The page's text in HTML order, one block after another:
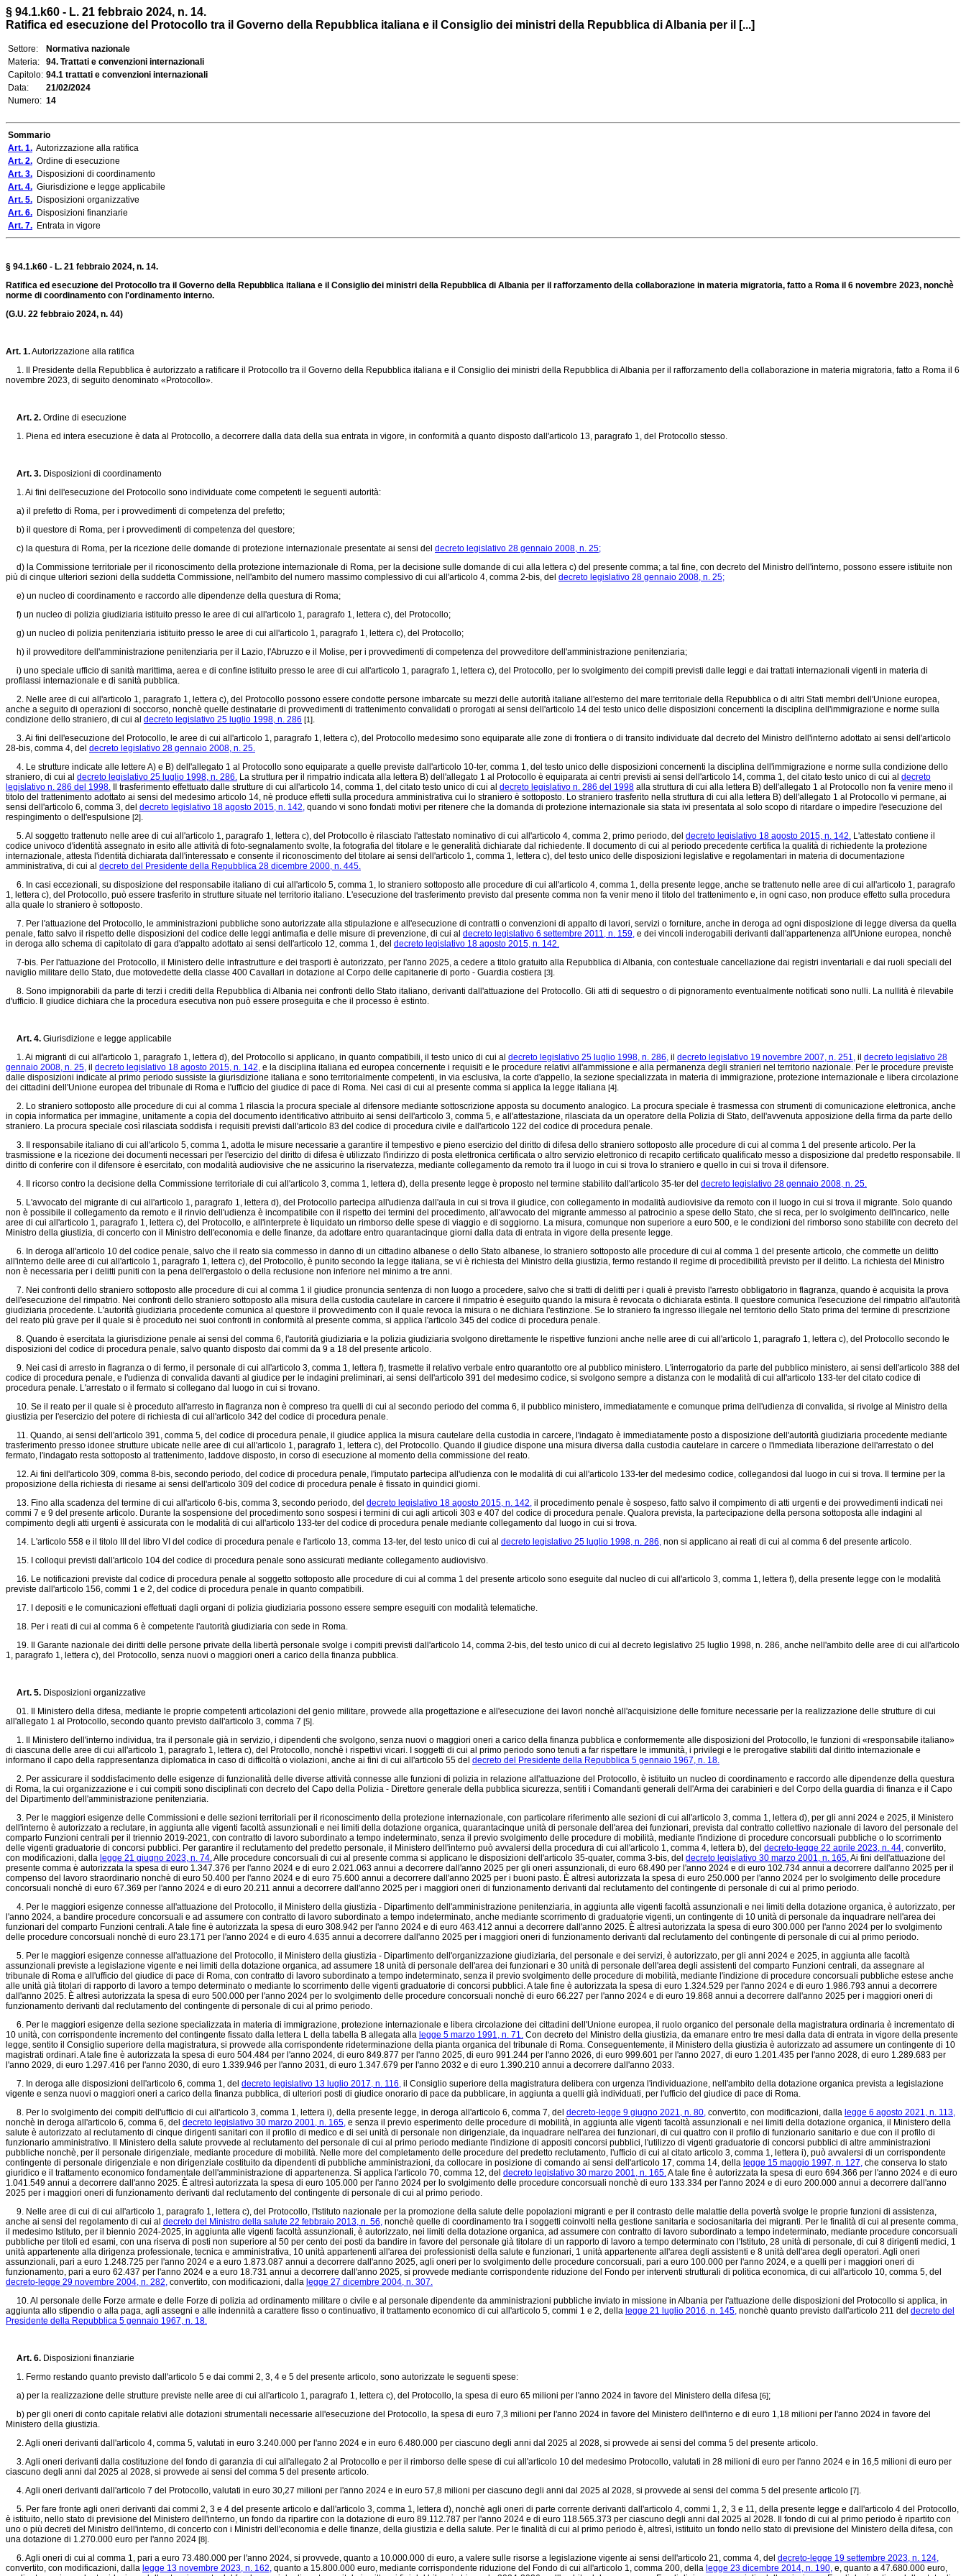
§ 94.1.k60 - L. 21 febbraio 2024, n. 14.
Ratifica ed esecuzione del Protocollo tra il Governo della Repubblica italiana e il Consiglio dei ministri della Repubblica di Albania per il [...]
Settore:
Normativa nazionale
Materia:
94. Trattati e convenzioni internazionali
Capitolo: 94.1 trattati e convenzioni internazionali
Data:
21/02/2024
Numero: 14
Sommario
Art. 1. Autorizzazione alla ratifica
Art. 2. Ordine di esecuzione
Art. 3. Disposizioni di coordinamento
Art. 4. Giurisdizione e legge applicabile
Art. 5. Disposizioni organizzative
Art. 6. Disposizioni finanziarie
Art. 7. Entrata in vigore
§ 94.1.k60 - L. 21 febbraio 2024, n. 14.
Ratifica ed esecuzione del Protocollo tra il Governo della Repubblica italiana e il Consiglio dei ministri della Repubblica di Albania per il rafforzamento della collaborazione in materia migratoria, fatto a Roma il 6 novembre 2023, nonchè
norme di coordinamento con l'ordinamento interno.
(G.U. 22 febbraio 2024, n. 44)
Art. 1.Autorizzazione alla ratifica
1. Il Presidente della Repubblica è autorizzato a ratificare il Protocollo tra il Governo della Repubblica italiana e il Consiglio dei ministri della Repubblica di Albania per il rafforzamento della collaborazione in materia migratoria, fatto a Roma il 6
novembre 2023, di seguito denominato «Protocollo».
Art. 2. Ordine di esecuzione
1. Piena ed intera esecuzione è data al Protocollo, a decorrere dalla data della sua entrata in vigore, in conformità a quanto disposto dall'articolo 13, paragrafo 1, del Protocollo stesso.
Art. 3. Disposizioni di coordinamento
1. Ai fini dell'esecuzione del Protocollo sono individuate come competenti le seguenti autorità:
a) il prefetto di Roma, per i provvedimenti di competenza del prefetto;
b) il questore di Roma, per i provvedimenti di competenza del questore;
c) la questura di Roma, per la ricezione delle domande di protezione internazionale presentate ai sensi del decreto legislativo 28 gennaio 2008, n. 25;
d) la Commissione territoriale per il riconoscimento della protezione internazionale di Roma, per la decisione sulle domande di cui alla lettera c) del presente comma; a tal fine, con decreto del Ministro dell'interno, possono essere istituite non
più di cinque ulteriori sezioni della suddetta Commissione, nell'ambito del numero massimo complessivo di cui all'articolo 4, comma 2-bis, del decreto legislativo 28 gennaio 2008, n. 25;
e) un nucleo di coordinamento e raccordo alle dipendenze della questura di Roma;
f) un nucleo di polizia giudiziaria istituito presso le aree di cui all'articolo 1, paragrafo 1, lettera c), del Protocollo;
g) un nucleo di polizia penitenziaria istituito presso le aree di cui all'articolo 1, paragrafo 1, lettera c), del Protocollo;
h) il provveditore dell'amministrazione penitenziaria per il Lazio, l'Abruzzo e il Molise, per i provvedimenti di competenza del provveditore dell'amministrazione penitenziaria;
i) uno speciale ufficio di sanità marittima, aerea e di confine istituito presso le aree di cui all'articolo 1, paragrafo 1, lettera c), del Protocollo, per lo svolgimento dei compiti previsti dalle leggi e dai trattati internazionali vigenti in materia di
profilassi internazionale e di sanità pubblica.
2. Nelle aree di cui all'articolo 1, paragrafo 1, lettera c), del Protocollo possono essere condotte persone imbarcate su mezzi delle autorità italiane all'esterno del mare territoriale della Repubblica o di altri Stati membri dell'Unione europea,
anche a seguito di operazioni di soccorso, nonchè quelle destinatarie di provvedimenti di trattenimento convalidati o prorogati ai sensi dell'articolo 14 del testo unico delle disposizioni concernenti la disciplina dell'immigrazione e norme sulla
condizione dello straniero, di cui al decreto legislativo 25 luglio 1998, n. 286 [1].
3. Ai fini dell'esecuzione del Protocollo, le aree di cui all'articolo 1, paragrafo 1, lettera c), del Protocollo medesimo sono equiparate alle zone di frontiera o di transito individuate dal decreto del Ministro dell'interno adottato ai sensi dell'articolo
28-bis, comma 4, del decreto legislativo 28 gennaio 2008, n. 25.
4. Le strutture indicate alle lettere A) e B) dell'allegato 1 al Protocollo sono equiparate a quelle previste dall'articolo 10-ter, comma 1, del testo unico delle disposizioni concernenti la disciplina dell'immigrazione e norme sulla condizione dello
straniero, di cui al decreto legislativo 25 luglio 1998, n. 286. La struttura per il rimpatrio indicata alla lettera B) dell'allegato 1 al Protocollo è equiparata ai centri previsti ai sensi dell'articolo 14, comma 1, del citato testo unico di cui al decreto
legislativo n. 286 del 1998. Il trasferimento effettuato dalle strutture di cui all'articolo 14, comma 1, del citato testo unico di cui al decreto legislativo n. 286 del 1998 alla struttura di cui alla lettera B) dell'allegato 1 al Protocollo non fa venire meno il
titolo del trattenimento adottato ai sensi del medesimo articolo 14, nè produce effetti sulla procedura amministrativa cui lo straniero è sottoposto. Lo straniero trasferito nella struttura di cui alla lettera B) dell'allegato 1 al Protocollo vi permane, ai
sensi dell'articolo 6, comma 3, del decreto legislativo 18 agosto 2015, n. 142, quando vi sono fondati motivi per ritenere che la domanda di protezione internazionale sia stata ivi presentata al solo scopo di ritardare o impedire l'esecuzione del
respingimento o dell'espulsione [2].
5. Al soggetto trattenuto nelle aree di cui all'articolo 1, paragrafo 1, lettera c), del Protocollo è rilasciato l'attestato nominativo di cui all'articolo 4, comma 2, primo periodo, del decreto legislativo 18 agosto 2015, n. 142. L'attestato contiene il
codice univoco d'identità assegnato in esito alle attività di foto-segnalamento svolte, la fotografia del titolare e le generalità dichiarate dal richiedente. Il documento di cui al periodo precedente certifica la qualità di richiedente la protezione
internazionale, attesta l'identità dichiarata dall'interessato e consente il riconoscimento del titolare ai sensi dell'articolo 1, comma 1, lettera c), del testo unico delle disposizioni legislative e regolamentari in materia di documentazione
amministrativa, di cui al decreto del Presidente della Repubblica 28 dicembre 2000, n. 445.
6. In casi eccezionali, su disposizione del responsabile italiano di cui all'articolo 5, comma 1, lo straniero sottoposto alle procedure di cui all'articolo 4, comma 1, della presente legge, anche se trattenuto nelle aree di cui all'articolo 1, paragrafo
1, lettera c), del Protocollo, può essere trasferito in strutture situate nel territorio italiano. L'esecuzione del trasferimento previsto dal presente comma non fa venir meno il titolo del trattenimento e, in ogni caso, non produce effetto sulla procedura
alla quale lo straniero è sottoposto.
7. Per l'attuazione del Protocollo, le amministrazioni pubbliche sono autorizzate alla stipulazione e all'esecuzione di contratti o convenzioni di appalto di lavori, servizi o forniture, anche in deroga ad ogni disposizione di legge diversa da quella
penale, fatto salvo il rispetto delle disposizioni del codice delle leggi antimafia e delle misure di prevenzione, di cui al decreto legislativo 6 settembre 2011, n. 159, e dei vincoli inderogabili derivanti dall'appartenenza all'Unione europea, nonchè
in deroga allo schema di capitolato di gara d'appalto adottato ai sensi dell'articolo 12, comma 1, del decreto legislativo 18 agosto 2015, n. 142.
7-bis. Per l'attuazione del Protocollo, il Ministero delle infrastrutture e dei trasporti è autorizzato, per l'anno 2025, a cedere a titolo gratuito alla Repubblica di Albania, con contestuale cancellazione dai registri inventariali e dai ruoli speciali del
naviglio militare dello Stato, due motovedette della classe 400 Cavallari in dotazione al Corpo delle capitanerie di porto - Guardia costiera [3].
8. Sono impignorabili da parte di terzi i crediti della Repubblica di Albania nei confronti dello Stato italiano, derivanti dall'attuazione del Protocollo. Gli atti di sequestro o di pignoramento eventualmente notificati sono nulli. La nullità è rilevabile
d'ufficio. Il giudice dichiara che la procedura esecutiva non può essere proseguita e che il processo è estinto.
Art. 4. Giurisdizione e legge applicabile
1. Ai migranti di cui all'articolo 1, paragrafo 1, lettera d), del Protocollo si applicano, in quanto compatibili, il testo unico di cui al decreto legislativo 25 luglio 1998, n. 286, il decreto legislativo 19 novembre 2007, n. 251, il decreto legislativo 28
gennaio 2008, n. 25, il decreto legislativo 18 agosto 2015, n. 142, e la disciplina italiana ed europea concernente i requisiti e le procedure relativi all'ammissione e alla permanenza degli stranieri nel territorio nazionale. Per le procedure previste
dalle disposizioni indicate al primo periodo sussiste la giurisdizione italiana e sono territorialmente competenti, in via esclusiva, la corte d'appello, la sezione specializzata in materia di immigrazione, protezione internazionale e libera circolazione
dei cittadini dell'Unione europea del tribunale di Roma e l'ufficio del giudice di pace di Roma. Nei casi di cui al presente comma si applica la legge italiana [4].
2. Lo straniero sottoposto alle procedure di cui al comma 1 rilascia la procura speciale al difensore mediante sottoscrizione apposta su documento analogico. La procura speciale è trasmessa con strumenti di comunicazione elettronica, anche
in copia informatica per immagine, unitamente a copia del documento identificativo attribuito ai sensi dell'articolo 3, comma 5, e all'attestazione, rilasciata da un operatore della Polizia di Stato, dell'avvenuta apposizione della firma da parte dello
straniero. La procura speciale così rilasciata soddisfa i requisiti previsti dall'articolo 83 del codice di procedura civile e dall'articolo 122 del codice di procedura penale.
3. Il responsabile italiano di cui all'articolo 5, comma 1, adotta le misure necessarie a garantire il tempestivo e pieno esercizio del diritto di difesa dello straniero sottoposto alle procedure di cui al comma 1 del presente articolo. Per la
trasmissione e la ricezione dei documenti necessari per l'esercizio del diritto di difesa è utilizzato l'indirizzo di posta elettronica certificata o altro servizio elettronico di recapito certificato qualificato messo a disposizione dal predetto responsabile. Il
diritto di conferire con il difensore è esercitato, con modalità audiovisive che ne assicurino la riservatezza, mediante collegamento da remoto tra il luogo in cui si trova lo straniero e quello in cui si trova il difensore.
4. Il ricorso contro la decisione della Commissione territoriale di cui all'articolo 3, comma 1, lettera d), della presente legge è proposto nel termine stabilito dall'articolo 35-ter del decreto legislativo 28 gennaio 2008, n. 25.
5. L'avvocato del migrante di cui all'articolo 1, paragrafo 1, lettera d), del Protocollo partecipa all'udienza dall'aula in cui si trova il giudice, con collegamento in modalità audiovisive da remoto con il luogo in cui si trova il migrante. Solo quando
non è possibile il collegamento da remoto e il rinvio dell'udienza è incompatibile con il rispetto dei termini del procedimento, all'avvocato del migrante ammesso al patrocinio a spese dello Stato, che si reca, per lo svolgimento dell'incarico, nelle
aree di cui all'articolo 1, paragrafo 1, lettera c), del Protocollo, e all'interprete è liquidato un rimborso delle spese di viaggio e di soggiorno. La misura, comunque non superiore a euro 500, e le condizioni del rimborso sono stabilite con decreto del
Ministro della giustizia, di concerto con il Ministro dell'economia e delle finanze, da adottare entro quarantacinque giorni dalla data di entrata in vigore della presente legge.
6. In deroga all'articolo 10 del codice penale, salvo che il reato sia commesso in danno di un cittadino albanese o dello Stato albanese, lo straniero sottoposto alle procedure di cui al comma 1 del presente articolo, che commette un delitto
all'interno delle aree di cui all'articolo 1, paragrafo 1, lettera c), del Protocollo, è punito secondo la legge italiana, se vi è richiesta del Ministro della giustizia, fermo restando il regime di procedibilità previsto per il delitto. La richiesta del Ministro
non è necessaria per i delitti puniti con la pena dell'ergastolo o della reclusione non inferiore nel minimo a tre anni.
7. Nei confronti dello straniero sottoposto alle procedure di cui al comma 1 il giudice pronuncia sentenza di non luogo a procedere, salvo che si tratti di delitti per i quali è previsto l'arresto obbligatorio in flagranza, quando è acquisita la prova
dell'esecuzione del rimpatrio. Nei confronti dello straniero sottoposto alla misura della custodia cautelare in carcere il rimpatrio è eseguito quando la misura è revocata o dichiarata estinta. Il questore comunica l'esecuzione del rimpatrio all'autorità
giudiziaria procedente. L'autorità giudiziaria procedente comunica al questore il provvedimento con il quale revoca la misura o ne dichiara l'estinzione. Se lo straniero fa ingresso illegale nel territorio dello Stato prima del termine di prescrizione
del reato più grave per il quale si è proceduto nei suoi confronti in conformità al presente comma, si applica l'articolo 345 del codice di procedura penale.
8. Quando è esercitata la giurisdizione penale ai sensi del comma 6, l'autorità giudiziaria e la polizia giudiziaria svolgono direttamente le rispettive funzioni anche nelle aree di cui all'articolo 1, paragrafo 1, lettera c), del Protocollo secondo le
disposizioni del codice di procedura penale, salvo quanto disposto dai commi da 9 a 18 del presente articolo.
9. Nei casi di arresto in flagranza o di fermo, il personale di cui all'articolo 3, comma 1, lettera f), trasmette il relativo verbale entro quarantotto ore al pubblico ministero. L'interrogatorio da parte del pubblico ministero, ai sensi dell'articolo 388 del
codice di procedura penale, e l'udienza di convalida davanti al giudice per le indagini preliminari, ai sensi dell'articolo 391 del medesimo codice, si svolgono sempre a distanza con le modalità di cui all'articolo 133-ter del citato codice di
procedura penale. L'arrestato o il fermato si collegano dal luogo in cui si trovano.
10. Se il reato per il quale si è proceduto all'arresto in flagranza non è compreso tra quelli di cui al secondo periodo del comma 6, il pubblico ministero, immediatamente e comunque prima dell'udienza di convalida, si rivolge al Ministro della
giustizia per l'esercizio del potere di richiesta di cui all'articolo 342 del codice di procedura penale.
11. Quando, ai sensi dell'articolo 391, comma 5, del codice di procedura penale, il giudice applica la misura cautelare della custodia in carcere, l'indagato è immediatamente posto a disposizione dell'autorità giudiziaria procedente mediante
trasferimento presso idonee strutture ubicate nelle aree di cui all'articolo 1, paragrafo 1, lettera c), del Protocollo. Quando il giudice dispone una misura diversa dalla custodia cautelare in carcere o l'immediata liberazione dell'arrestato o del
fermato, l'indagato resta sottoposto al trattenimento, laddove disposto, in corso di esecuzione al momento della commissione del reato.
12. Ai fini dell'articolo 309, comma 8-bis, secondo periodo, del codice di procedura penale, l'imputato partecipa all'udienza con le modalità di cui all'articolo 133-ter del medesimo codice, collegandosi dal luogo in cui si trova. Il termine per la
proposizione della richiesta di riesame ai sensi dell'articolo 309 del codice di procedura penale è fissato in quindici giorni.
13. Fino alla scadenza del termine di cui all'articolo 6-bis, comma 3, secondo periodo, del decreto legislativo 18 agosto 2015, n. 142, il procedimento penale è sospeso, fatto salvo il compimento di atti urgenti e dei provvedimenti indicati nei
commi 7 e 9 del presente articolo. Durante la sospensione del procedimento sono sospesi i termini di cui agli articoli 303 e 407 del codice di procedura penale. Qualora prevista, la partecipazione della persona sottoposta alle indagini al
compimento degli atti urgenti è assicurata con le modalità di cui all'articolo 133-ter del codice di procedura penale mediante collegamento dal luogo in cui si trova.
14. L'articolo 558 e il titolo III del libro VI del codice di procedura penale e l'articolo 13, comma 13-ter, del testo unico di cui al decreto legislativo 25 luglio 1998, n. 286, non si applicano ai reati di cui al comma 6 del presente articolo.
15. I colloqui previsti dall'articolo 104 del codice di procedura penale sono assicurati mediante collegamento audiovisivo.
16. Le notificazioni previste dal codice di procedura penale al soggetto sottoposto alle procedure di cui al comma 1 del presente articolo sono eseguite dal nucleo di cui all'articolo 3, comma 1, lettera f), della presente legge con le modalità
previste dall'articolo 156, commi 1 e 2, del codice di procedura penale in quanto compatibili.
17. I depositi e le comunicazioni effettuati dagli organi di polizia giudiziaria possono essere sempre eseguiti con modalità telematiche.
18. Per i reati di cui al comma 6 è competente l'autorità giudiziaria con sede in Roma.
19. Il Garante nazionale dei diritti delle persone private della libertà personale svolge i compiti previsti dall'articolo 14, comma 2-bis, del testo unico di cui al decreto legislativo 25 luglio 1998, n. 286, anche nell'ambito delle aree di cui all'articolo
1, paragrafo 1, lettera c), del Protocollo, senza nuovi o maggiori oneri a carico della finanza pubblica.
Art. 5. Disposizioni organizzative
01. Il Ministero della difesa, mediante le proprie competenti articolazioni del genio militare, provvede alla progettazione e all'esecuzione dei lavori nonchè all'acquisizione delle forniture necessarie per la realizzazione delle strutture di cui
all'allegato 1 al Protocollo, secondo quanto previsto dall'articolo 3, comma 7 [5].
1. Il Ministero dell'interno individua, tra il personale già in servizio, i dipendenti che svolgono, senza nuovi o maggiori oneri a carico della finanza pubblica e conformemente alle disposizioni del Protocollo, le funzioni di «responsabile italiano»
di ciascuna delle aree di cui all'articolo 1, paragrafo 1, lettera c), del Protocollo, nonchè i rispettivi vicari. I soggetti di cui al primo periodo sono tenuti a far rispettare le immunità, i privilegi e le prerogative stabiliti dal diritto internazionale e
informano il capo della rappresentanza diplomatica in caso di difficoltà o violazioni, anche ai fini di cui all'articolo 55 del decreto del Presidente della Repubblica 5 gennaio 1967, n. 18.
2. Per assicurare il soddisfacimento delle esigenze di funzionalità delle diverse attività connesse alle funzioni di polizia in relazione all'attuazione del Protocollo, è istituito un nucleo di coordinamento e raccordo alle dipendenze della questura
di Roma, la cui organizzazione e i cui compiti sono disciplinati con decreto del Capo della Polizia - Direttore generale della pubblica sicurezza, sentiti i Comandanti generali dell'Arma dei carabinieri e del Corpo della guardia di finanza e il Capo
del Dipartimento dell'amministrazione penitenziaria.
3. Per le maggiori esigenze delle Commissioni e delle sezioni territoriali per il riconoscimento della protezione internazionale, con particolare riferimento alle sezioni di cui all'articolo 3, comma 1, lettera d), per gli anni 2024 e 2025, il Ministero
dell'interno è autorizzato a reclutare, in aggiunta alle vigenti facoltà assunzionali e nei limiti della dotazione organica, quarantacinque unità di personale dell'area dei funzionari, prevista dal contratto collettivo nazionale di lavoro del personale del
comparto Funzioni centrali per il triennio 2019-2021, con contratto di lavoro subordinato a tempo indeterminato, senza il previo svolgimento delle procedure di mobilità, mediante l'indizione di procedure concorsuali pubbliche o lo scorrimento
delle vigenti graduatorie di concorsi pubblici. Per garantire il reclutamento del predetto personale, il Ministero dell'interno può avvalersi della procedura di cui all'articolo 1, comma 4, lettera b), del decreto-legge 22 aprile 2023, n. 44, convertito,
con modificazioni, dalla legge 21 giugno 2023, n. 74.Alle procedure concorsuali di cui al presente comma si applicano le disposizioni dell'articolo 35-quater, comma 3-bis, del decreto legislativo 30 marzo 2001, n. 165.Ai fini dell'attuazione del
presente comma è autorizzata la spesa di euro 1.347.376 per l'anno 2024 e di euro 2.021.063 annui a decorrere dall'anno 2025 per gli oneri assunzionali, di euro 68.490 per l'anno 2024 e di euro 102.734 annui a decorrere dall'anno 2025 per il
compenso del lavoro straordinario nonchè di euro 50.400 per l'anno 2024 e di euro 75.600 annui a decorrere dall'anno 2025 per i buoni pasto. È altresì autorizzata la spesa di euro 250.000 per l'anno 2024 per lo svolgimento delle procedure
concorsuali nonchè di euro 67.369 per l'anno 2024 e di euro 20.211 annui a decorrere dall'anno 2025 per i maggiori oneri di funzionamento derivanti dal reclutamento del contingente di personale di cui al primo periodo.
4. Per le maggiori esigenze connesse all'attuazione del Protocollo, il Ministero della giustizia - Dipartimento dell'amministrazione penitenziaria, in aggiunta alle vigenti facoltà assunzionali e nei limiti della dotazione organica, è autorizzato, per
l'anno 2024, a bandire procedure concorsuali e ad assumere con contratto di lavoro subordinato a tempo indeterminato, anche mediante scorrimento di graduatorie vigenti, un contingente di 10 unità di personale da inquadrare nell'area dei
funzionari del comparto Funzioni centrali. A tale fine è autorizzata la spesa di euro 308.942 per l'anno 2024 e di euro 463.412 annui a decorrere dall'anno 2025. È altresì autorizzata la spesa di euro 300.000 per l'anno 2024 per lo svolgimento
delle procedure concorsuali nonchè di euro 23.171 per l'anno 2024 e di euro 4.635 annui a decorrere dall'anno 2025 per i maggiori oneri di funzionamento derivanti dal reclutamento del contingente di personale di cui al primo periodo.
5. Per le maggiori esigenze connesse all'attuazione del Protocollo, il Ministero della giustizia - Dipartimento dell'organizzazione giudiziaria, del personale e dei servizi, è autorizzato, per gli anni 2024 e 2025, in aggiunta alle facoltà
assunzionali previste a legislazione vigente e nei limiti della dotazione organica, ad assumere 18 unità di personale dell'area dei funzionari e 30 unità di personale dell'area degli assistenti del comparto Funzioni centrali, da assegnare al
tribunale di Roma e all'ufficio del giudice di pace di Roma, con contratto di lavoro subordinato a tempo indeterminato, senza il previo svolgimento delle procedure di mobilità, mediante l'indizione di procedure concorsuali pubbliche estese anche
alle unità già titolari di rapporto di lavoro a tempo determinato o mediante lo scorrimento delle vigenti graduatorie di concorsi pubblici. A tale fine è autorizzata la spesa di euro 1.324.529 per l'anno 2024 e di euro 1.986.793 annui a decorrere
dall'anno 2025. È altresì autorizzata la spesa di euro 500.000 per l'anno 2024 per lo svolgimento delle procedure concorsuali nonchè di euro 66.227 per l'anno 2024 e di euro 19.868 annui a decorrere dall'anno 2025 per i maggiori oneri di
funzionamento derivanti dal reclutamento del contingente di personale di cui al primo periodo.
6. Per le maggiori esigenze della sezione specializzata in materia di immigrazione, protezione internazionale e libera circolazione dei cittadini dell'Unione europea, il ruolo organico del personale della magistratura ordinaria è incrementato di
10 unità, con corrispondente incremento del contingente fissato dalla lettera L della tabella B allegata alla legge 5 marzo 1991, n. 71. Con decreto del Ministro della giustizia, da emanare entro tre mesi dalla data di entrata in vigore della presente
legge, sentito il Consiglio superiore della magistratura, si provvede alla corrispondente rideterminazione della pianta organica del tribunale di Roma. Conseguentemente, il Ministero della giustizia è autorizzato ad assumere un contingente di 10
magistrati ordinari. A tale fine è autorizzata la spesa di euro 504.484 per l'anno 2024, di euro 849.877 per l'anno 2025, di euro 991.244 per l'anno 2026, di euro 999.601 per l'anno 2027, di euro 1.201.435 per l'anno 2028, di euro 1.289.683 per
l'anno 2029, di euro 1.297.416 per l'anno 2030, di euro 1.339.946 per l'anno 2031, di euro 1.347.679 per l'anno 2032 e di euro 1.390.210 annui a decorrere dall'anno 2033.
7. In deroga alle disposizioni dell'articolo 6, comma 1, del decreto legislativo 13 luglio 2017, n. 116, il Consiglio superiore della magistratura delibera con urgenza l'individuazione, nell'ambito della dotazione organica prevista a legislazione
vigente e senza nuovi o maggiori oneri a carico della finanza pubblica, di ulteriori posti di giudice onorario di pace da pubblicare, in aggiunta a quelli già individuati, per l'ufficio del giudice di pace di Roma.
8. Per lo svolgimento dei compiti dell'ufficio di cui all'articolo 3, comma 1, lettera i), della presente legge, in deroga all'articolo 6, comma 7, del decreto-legge 9 giugno 2021, n. 80, convertito, con modificazioni, dalla legge 6 agosto 2021, n. 113,
nonchè in deroga all'articolo 6, comma 6, del decreto legislativo 30 marzo 2001, n. 165, e senza il previo esperimento delle procedure di mobilità, in aggiunta alle vigenti facoltà assunzionali e nei limiti della dotazione organica, il Ministero della
salute è autorizzato al reclutamento di cinque dirigenti sanitari con il profilo di medico e di sei unità di personale non dirigenziale, da inquadrare nell'area dei funzionari, di cui quattro con il profilo di funzionario sanitario e due con il profilo di
funzionario amministrativo. Il Ministero della salute provvede al reclutamento del personale di cui al primo periodo mediante l'indizione di appositi concorsi pubblici, l'utilizzo di vigenti graduatorie di concorsi pubblici di altre amministrazioni
pubbliche nonchè, per il personale dirigenziale, mediante procedure di mobilità. Nelle more del completamento delle procedure del predetto reclutamento, l'ufficio di cui al citato articolo 3, comma 1, lettera i), può avvalersi di un corrispondente
contingente di personale dirigenziale e non dirigenziale costituito da dipendenti di pubbliche amministrazioni, da collocare in posizione di comando ai sensi dell'articolo 17, comma 14, della legge 15 maggio 1997, n. 127, che conserva lo stato
giuridico e il trattamento economico fondamentale dell'amministrazione di appartenenza. Si applica l'articolo 70, comma 12, del decreto legislativo 30 marzo 2001, n. 165.A tale fine è autorizzata la spesa di euro 694.366 per l'anno 2024 e di euro
1.041.549 annui a decorrere dall'anno 2025. È altresì autorizzata la spesa di euro 105.000 per l'anno 2024 per lo svolgimento delle procedure concorsuali nonchè di euro 133.334 per l'anno 2024 e di euro 200.000 annui a decorrere dall'anno
2025 per i maggiori oneri di funzionamento derivanti dal reclutamento del contingente di personale di cui al primo periodo.
9. Nelle aree di cui di cui all'articolo 1, paragrafo 1, lettera c), del Protocollo, l'Istituto nazionale per la promozione della salute delle popolazioni migranti e per il contrasto delle malattie della povertà svolge le proprie funzioni di assistenza,
anche ai sensi del regolamento di cui al decreto del Ministro della salute 22 febbraio 2013, n. 56, nonchè quelle di coordinamento tra i soggetti coinvolti nella gestione sanitaria e sociosanitaria dei migranti. Per le finalità di cui al presente comma,
il medesimo Istituto, per il biennio 2024-2025, in aggiunta alle vigenti facoltà assunzionali, è autorizzato, nei limiti della dotazione organica, ad assumere con contratto di lavoro subordinato a tempo indeterminato, mediante procedure concorsuali
pubbliche per titoli ed esami, con una riserva di posti non superiore al 50 per cento dei posti da bandire in favore del personale già titolare di un rapporto di lavoro a tempo determinato con l'Istituto, 28 unità di personale, di cui 8 dirigenti medici, 1
unità appartenente alla dirigenza professionale, tecnica e amministrativa, 10 unità appartenenti all'area dei professionisti della salute e funzionari, 1 unità appartenente all'area degli assistenti e 8 unità dell'area degli operatori. Agli oneri
assunzionali, pari a euro 1.248.725 per l'anno 2024 e a euro 1.873.087 annui a decorrere dall'anno 2025, agli oneri per lo svolgimento delle procedure concorsuali, pari a euro 100.000 per l'anno 2024, e a quelli per i maggiori oneri di
funzionamento, pari a euro 62.437 per l'anno 2024 e a euro 18.731 annui a decorrere dall'anno 2025, si provvede mediante corrispondente riduzione del Fondo per interventi strutturali di politica economica, di cui all'articolo 10, comma 5, del
decreto-legge 29 novembre 2004, n. 282, convertito, con modificazioni, dalla legge 27 dicembre 2004, n. 307.
10. Al personale delle Forze armate e delle Forze di polizia ad ordinamento militare o civile e al personale dipendente da amministrazioni pubbliche inviato in missione in Albania per l'attuazione delle disposizioni del Protocollo si applica, in
aggiunta allo stipendio o alla paga, agli assegni e alle indennità a carattere fisso o continuativo, il trattamento economico di cui all'articolo 5, commi 1 e 2, della legge 21 luglio 2016, n. 145, nonchè quanto previsto dall'articolo 211 del decreto del
Presidente della Repubblica 5 gennaio 1967, n. 18.
Art. 6. Disposizioni finanziarie
1. Fermo restando quanto previsto dall'articolo 5 e dai commi 2, 3, 4 e 5 del presente articolo, sono autorizzate le seguenti spese:
a) per la realizzazione delle strutture previste nelle aree di cui all'articolo 1, paragrafo 1, lettera c), del Protocollo, la spesa di euro 65 milioni per l'anno 2024 in favore del Ministero della difesa [6];
b) per gli oneri di conto capitale relativi alle dotazioni strumentali necessarie all'esecuzione del Protocollo, la spesa di euro 7,3 milioni per l'anno 2024 in favore del Ministero dell'interno e di euro 1,18 milioni per l'anno 2024 in favore del
Ministero della giustizia.
2. Agli oneri derivanti dall'articolo 4, comma 5, valutati in euro 3.240.000 per l'anno 2024 e in euro 6.480.000 per ciascuno degli anni dal 2025 al 2028, si provvede ai sensi del comma 5 del presente articolo.
3. Agli oneri derivanti dalla costituzione del fondo di garanzia di cui all'allegato 2 al Protocollo e per il rimborso delle spese di cui all'articolo 10 del medesimo Protocollo, valutati in 28 milioni di euro per l'anno 2024 e in 16,5 milioni di euro per
ciascuno degli anni dal 2025 al 2028, si provvede ai sensi del comma 5 del presente articolo.
4. Agli oneri derivanti dall'articolo 7 del Protocollo, valutati in euro 30,27 milioni per l'anno 2024 e in euro 57,8 milioni per ciascuno degli anni dal 2025 al 2028, si provvede ai sensi del comma 5 del presente articolo [7].
5. Per fare fronte agli oneri derivanti dai commi 2, 3 e 4 del presente articolo e dall'articolo 3, comma 1, lettera d), nonchè agli oneri di parte corrente derivanti dall'articolo 4, commi 1, 2, 3 e 11, della presente legge e dall'articolo 4 del Protocollo,
è istituito, nello stato di previsione del Ministero dell'interno, un fondo da ripartire con la dotazione di euro 89.112.787 per l'anno 2024 e di euro 118.565.373 per ciascuno degli anni dal 2025 al 2028. Il fondo di cui al primo periodo è ripartito con
uno o più decreti del Ministro dell'interno, di concerto con i Ministri dell'economia e delle finanze, della giustizia e della salute. Per le finalità di cui al primo periodo è, altresì, istituito un fondo nello stato di previsione del Ministero della difesa, con
una dotazione di 1.270.000 euro per l'anno 2024 [8].
6. Agli oneri di cui al comma 1, pari a euro 73.480.000 per l'anno 2024, si provvede, quanto a 10.000.000 di euro, a valere sulle risorse a legislazione vigente ai sensi dell'articolo 21, comma 4, del decreto-legge 19 settembre 2023, n. 124,
convertito, con modificazioni, dalla legge 13 novembre 2023, n. 162, quanto a 15.800.000 euro, mediante corrispondente riduzione del Fondo di cui all'articolo 1, comma 200, della legge 23 dicembre 2014, n. 190, e, quanto a 47.680.000 euro,